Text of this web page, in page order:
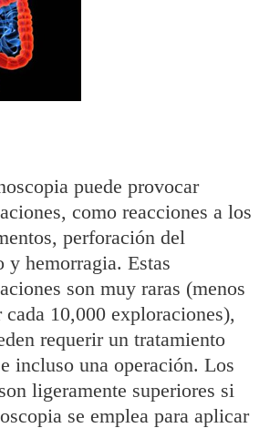
puede provocar
como reacciones a los
perforación del
y hemorragia. Estas
son muy raras (menos
cada 10,000 exploraciones),
requerir un tratamiento
incluso una operación. Los
ligeramente superiores si
se emplea para aplicar